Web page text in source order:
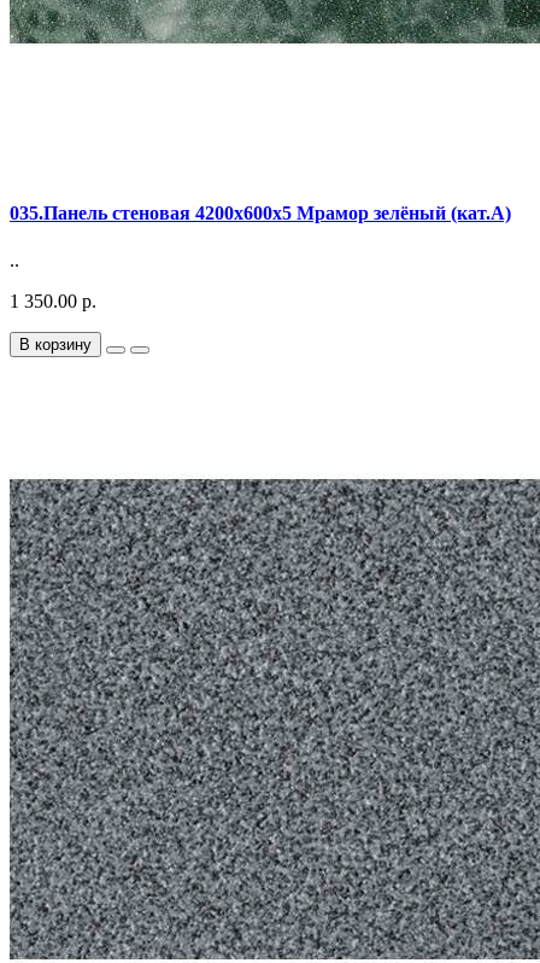
035.Панель стеновая 4200х600х5 Мрамор зелёный (кат.A)
..
1 350.00 р.
В корзину